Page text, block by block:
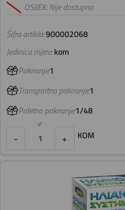
Šifra artikla:900002068
OSIJEK: Nije dostupno
Jedinica mjere:kom
Pakiranje:1
Transportno pakiranje:1
Paletno pakiranje:1/48
- + KOM